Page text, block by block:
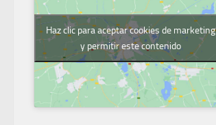
Haz clic para aceptar cookies de marketing
y permitir este contenido